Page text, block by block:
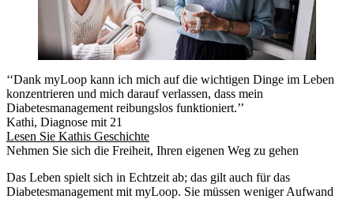
‘‘Dank myLoop kann ich mich auf die wichtigen Dinge im Leben
konzentrieren und mich darauf verlassen, dass mein
Diabetesmanagement reibungslos funktioniert.’’
Kathi, Diagnose mit 21
Lesen Sie Kathis Geschichte
Nehmen Sie sich die Freiheit, Ihren eigenen Weg zu gehen
Das Leben spielt sich in Echtzeit ab; das gilt auch für das
Diabetesmanagement mit myLoop. Sie müssen weniger Aufwand